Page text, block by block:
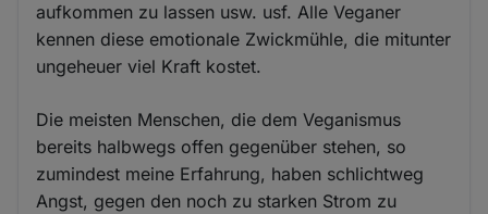
aufkommen zu lassen usw. usf. Alle Veganer
kennen diese emotionale Zwickmühle, die mitunter
ungeheuer viel Kraft kostet.
Die meisten Menschen, die dem Veganismus
bereits halbwegs offen gegenüber stehen, so
zumindest meine Erfahrung, haben schlichtweg
Angst, gegen den noch zu starken Strom zu